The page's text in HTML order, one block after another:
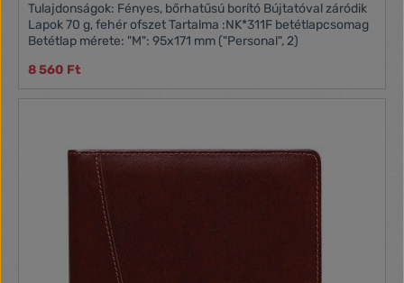
Tulajdonságok: Fényes, bőrhatűsú borító Bújtatóval záródik
Lapok 70 g, fehér ofszet Tartalma :NK*311F betétlapcsomag
Betétlap mérete: "M": 95x171 mm ("Personal", 2)
8 560 Ft